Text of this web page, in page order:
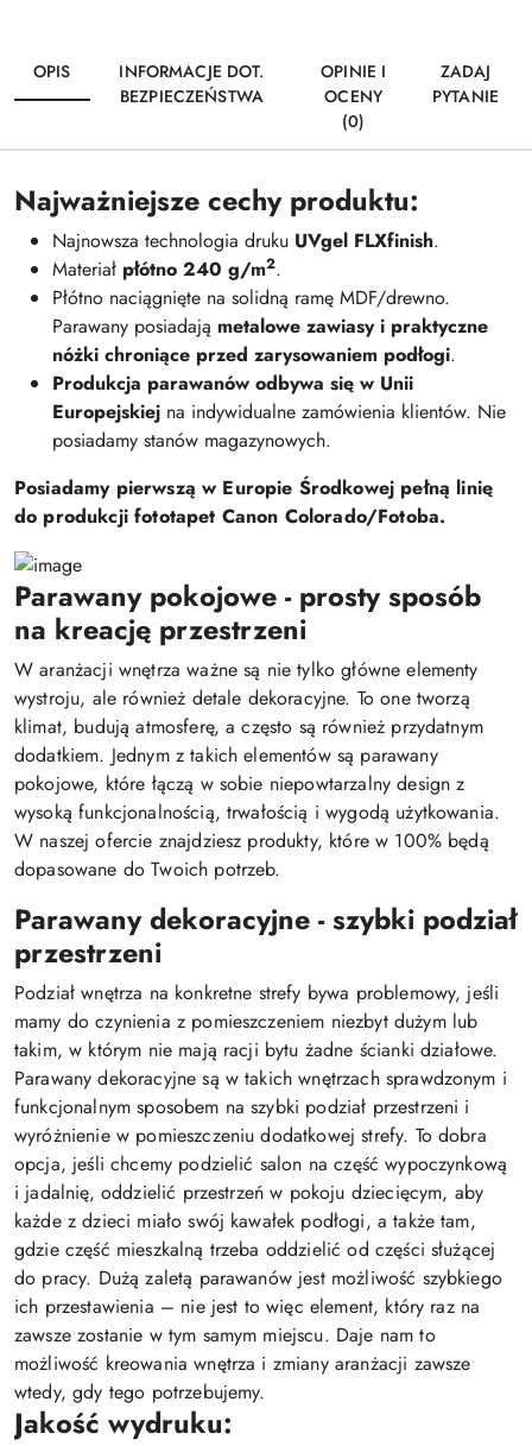
OPIS
INFORMACJE DOT.
BEZPIECZEŃSTWA
OPINIE I
OCENY
(0)
ZADAJ
PYTANIE
Najważniejsze cechy produktu:
Najnowsza technologia druku UVgel FLXfinish.
Materiał płótno 240 g/m2.
Płótno naciągnięte na solidną ramę MDF/drewno.
Parawany posiadają metalowe zawiasy i praktyczne
nóżki chroniące przed zarysowaniem podłogi.
Produkcja parawanów odbywa się w Unii
Europejskiej na indywidualne zamówienia klientów. Nie
posiadamy stanów magazynowych.
Posiadamy pierwszą w Europie Środkowej pełną linię
do produkcji fototapet Canon Colorado/Fotoba.
Parawany pokojowe - prosty sposób
na kreację przestrzeni
W aranżacji wnętrza ważne są nie tylko główne elementy
wystroju, ale również detale dekoracyjne. To one tworzą
klimat, budują atmosferę, a często są również przydatnym
dodatkiem. Jednym z takich elementów są parawany
pokojowe, które łączą w sobie niepowtarzalny design z
wysoką funkcjonalnością, trwałością i wygodą użytkowania.
W naszej ofercie znajdziesz produkty, które w 100% będą
dopasowane do Twoich potrzeb.
Parawany dekoracyjne - szybki podział
przestrzeni
Podział wnętrza na konkretne strefy bywa problemowy, jeśli
mamy do czynienia z pomieszczeniem niezbyt dużym lub
takim, w którym nie mają racji bytu żadne ścianki działowe.
Parawany dekoracyjne są w takich wnętrzach sprawdzonym i
funkcjonalnym sposobem na szybki podział przestrzeni i
wyróżnienie w pomieszczeniu dodatkowej strefy. To dobra
opcja, jeśli chcemy podzielić salon na część wypoczynkową
i jadalnię, oddzielić przestrzeń w pokoju dziecięcym, aby
każde z dzieci miało swój kawałek podłogi, a także tam,
gdzie część mieszkalną trzeba oddzielić od części służącej
do pracy. Dużą zaletą parawanów jest możliwość szybkiego
ich przestawienia – nie jest to więc element, który raz na
zawsze zostanie w tym samym miejscu. Daje nam to
możliwość kreowania wnętrza i zmiany aranżacji zawsze
wtedy, gdy tego potrzebujemy.
Jakość wydruku: